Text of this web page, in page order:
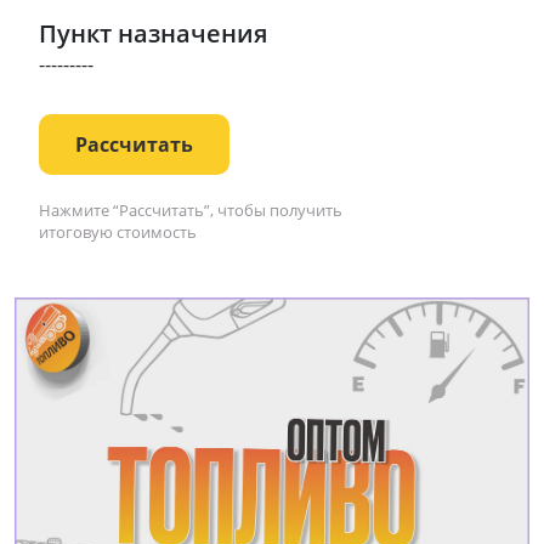
Пункт назначения
---------
Рассчитать
Нажмите “Рассчитать”, чтобы получить
итоговую стоимость